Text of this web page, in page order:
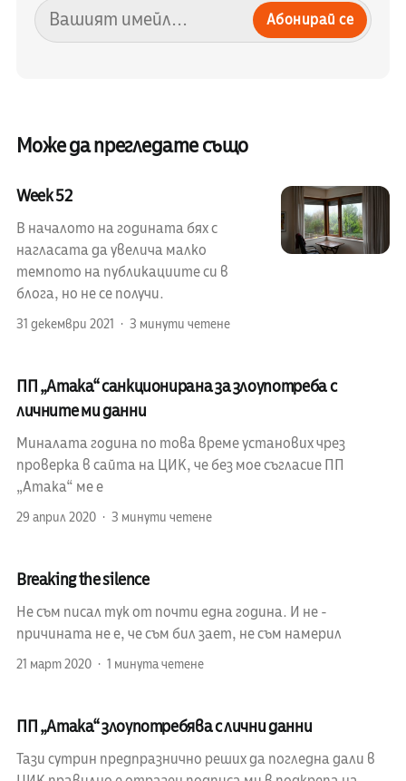
Абонирай се
Може да прегледате също
Week 52
В началото на годината бях с
нагласата да увелича малко
темпото на публикациите си в
блога, но не се получи.
31 декември 2021 3 минути четене
ПП „Атака“ санкционирана за злоупотреба с
личните ми данни
Миналата година по това време установих чрез
проверка в сайта на ЦИК, че без мое съгласие ПП
„Атака“ ме е
29 април 2020 3 минути четене
Breaking the silence
Не съм писал тук от почти една година. И не -
причината не е, че съм бил зает, не съм намерил
21 март 2020 1 минута четене
ПП „Атака“ злоупотребява с лични данни
Тази сутрин предпразнично реших да погледна дали в